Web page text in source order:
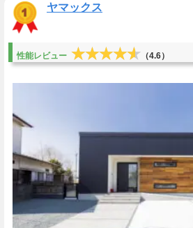
ヤマックス
性能レビュー ★★★★★
★★★★★ （4.6）